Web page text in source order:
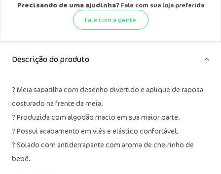
Precisando de uma ajudinha?Fale com sua loja preferida
Fale com a gente
Descrição do produto
? Meia sapatilha com desenho divertido e aplique de raposa
costurado na frente da meia.
? Produzida com algodão macio em sua maior parte.
? Possui acabamento em viés e elástico confortável.
? Solado com antiderrapante com aroma de cheirinho de
bebê.